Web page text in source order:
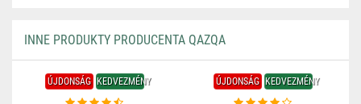
INNE PRODUKTY PRODUCENTA QAZQA
ÚJDONSÁG KEDVEZMÉNY ÚJDONSÁG KEDVEZMÉNY